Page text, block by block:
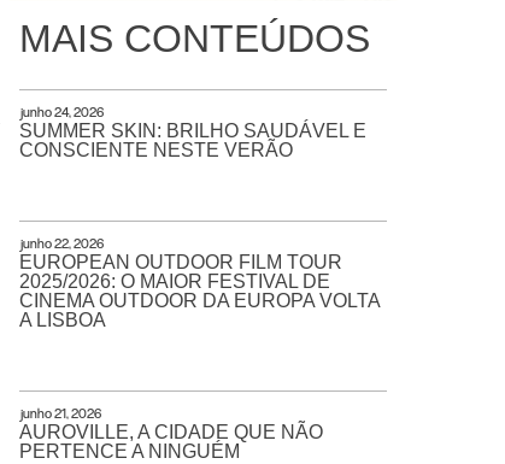
MAIS CONTEÚDOS
junho 24, 2026
SUMMER SKIN: BRILHO SAUDÁVEL E
CONSCIENTE NESTE VERÃO
junho 22, 2026
EUROPEAN OUTDOOR FILM TOUR
2025/2026: O MAIOR FESTIVAL DE
CINEMA OUTDOOR DA EUROPA VOLTA
A LISBOA
junho 21, 2026
AUROVILLE, A CIDADE QUE NÃO
PERTENCE A NINGUÉM